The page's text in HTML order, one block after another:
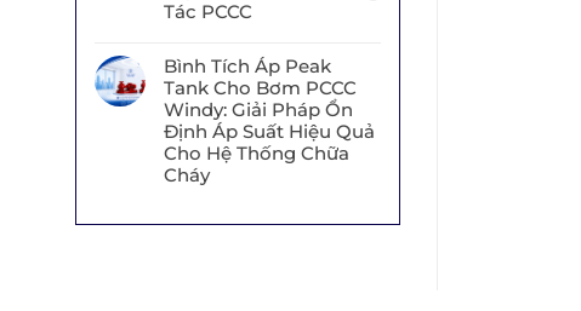
Tác PCCC
Bình Tích Áp Peak
Tank Cho Bơm PCCC
Windy: Giải Pháp Ổn
Định Áp Suất Hiệu Quả
Cho Hệ Thống Chữa
Cháy